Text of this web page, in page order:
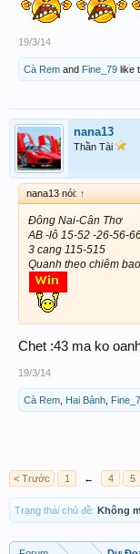
19/3/14
Cà Rem and Fine_79 like
nana13
Thần Tài
nana13 nói: ↑
Đông Nai-Cân Thơ
AB -lô 15-52 -26-56-
3 cang 115-515
Quanh theo chiêm
Chet :43 ma ko
19/3/14
Cà Rem Hai Bảnh
< Trước
1 ← 4 5
Trạng thái chủ đề: Không